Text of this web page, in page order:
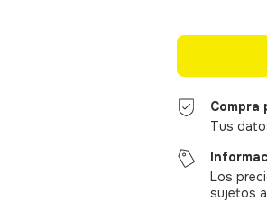
Compra
Tus
Los
sujetos